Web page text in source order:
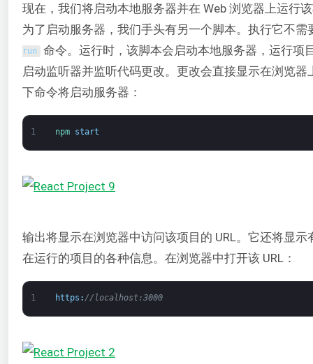
现在，我们将启动本地服务器并在 Web 浏览器上运行
为了启动服务器，我们手头有另一个脚本。执行它不需
run 命令。运行时，该脚本会启动本地服务器，运行项
启动监听器并监听代码更改。更改会直接显示在浏览器
下命令将启动服务器：
1 npm start
输出将显示在浏览器中访问该项目的 URL。它还将显示
在运行的项目的各种信息。在浏览器中打开该 URL：
1 https : //localhost:3000